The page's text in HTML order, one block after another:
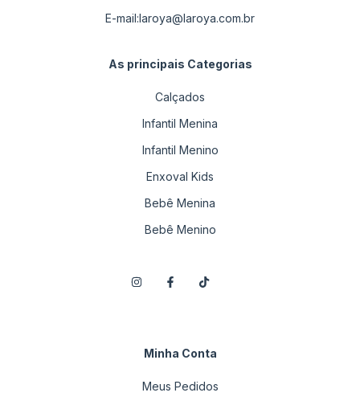
E-mail:laroya@laroya.com.br
As principais Categorias
Calçados
Infantil Menina
Infantil Menino
Enxoval Kids
Bebê Menina
Bebê Menino
Minha Conta
Meus Pedidos